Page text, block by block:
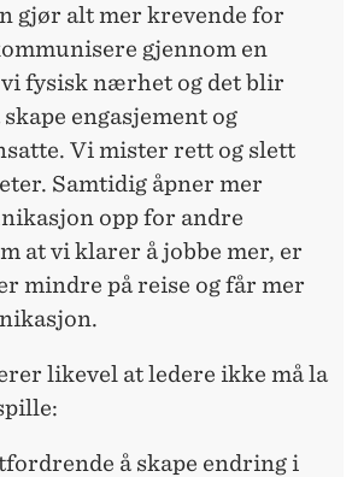
gjør alt mer krevende for
gjennom en
fysisk nærhet og det blir
engasjement og
Vi mister rett og slett
Samtidig åpner mer
opp for andre
at vi klarer å jobbe mer, er
mindre på reise og får mer
likevel at ledere ikke må la
å skape endring i